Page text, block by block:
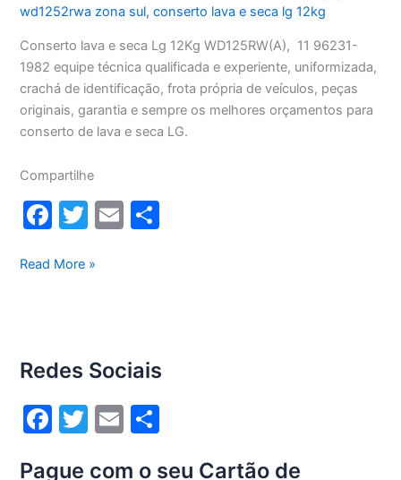
wd1252rwa zona sul,conserto lava e seca lg 12kg
Conserto lava e seca Lg 12Kg WD125RW(A), 11 96231-
1982 equipe técnica qualificada e experiente, uniformizada,
crachá de identificação, frota própria de veículos, peças
originais, garantia e sempre os melhores orçamentos para
conserto de lava e seca LG.
Compartilhe
F
c
o
o
k
T
itt
E
Conserto
12Kg
Read More »
Redes Sociais
F
T
E
Pague com o seu Cartão de